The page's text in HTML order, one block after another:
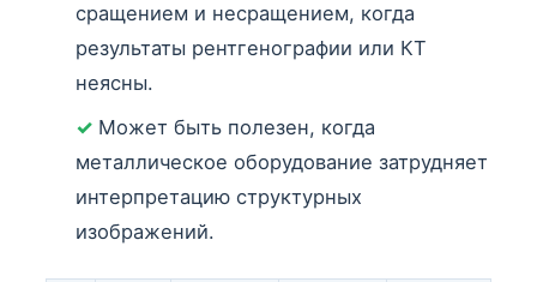
сращением и несращением, когда
результаты рентгенографии или КТ
неясны.
✓ Может быть полезен, когда
металлическое оборудование затрудняет
интерпретацию структурных
изображений.